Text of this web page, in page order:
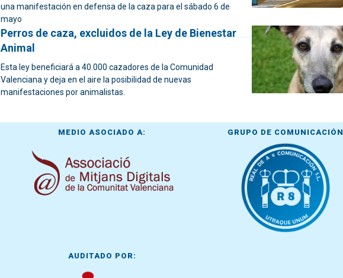
una manifestación en defensa de la caza para el sábado 6 de
mayo
Perros de caza, excluidos de la Ley de Bienestar
Animal
Esta ley beneficiará a 40.000 cazadores de la Comunidad
Valenciana y deja en el aire la posibilidad de nuevas
manifestaciones por animalistas.
MEDIO ASOCIADO A:
AUDITADO POR:
GRUPO DE COMUNICACIÓN